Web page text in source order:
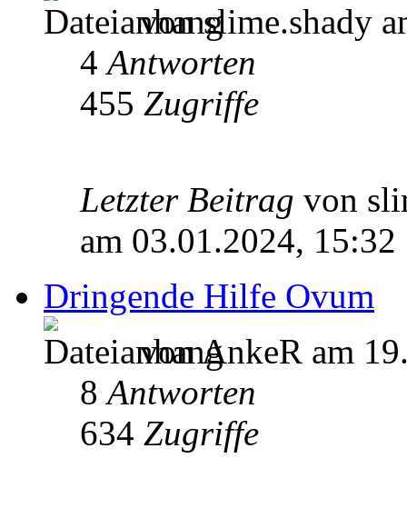
von slime.shady
4Antworten
455 Zugriffe
Letzter Beitrag von
am 03.01.2024, 15:32
Dringende Hilfe Ovum
von AnkeR am
8Antworten
634 Zugriffe